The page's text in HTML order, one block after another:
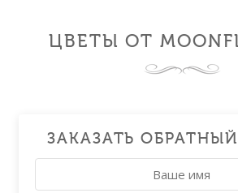
ЦВЕТЫ ОТ
ЗАКАЗАТЬ